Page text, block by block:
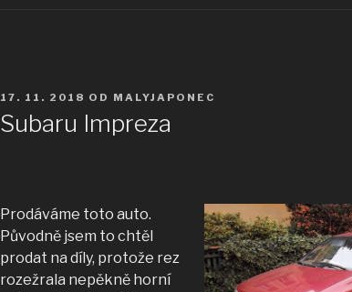
PUBLIKOVÁNO
17. 11. 2018 OD MALYJAPONEC
Subaru Impreza
Prodáváme toto auto.
Původně jsem to chtěl
prodat na díly, protože rez
rozežrala nepěkně horní